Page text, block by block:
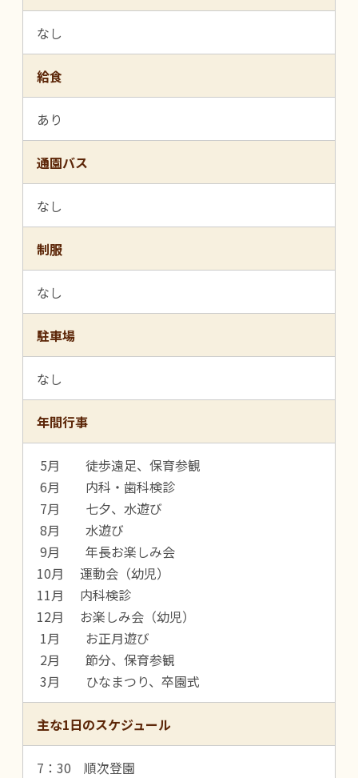
なし
給食
あり
通園バス
なし
制服
なし
駐車場
なし
年間行事
5月 徒歩遠足、保育参観
6月 内科・歯科検診
7月 七夕、水遊び
8月 水遊び
9月 年長お楽しみ会
10月 運動会（幼児）
11月 内科検診
12月 お楽しみ会（幼児）
1月 お正月遊び
2月 節分、保育参観
3月 ひなまつり、卒園式
主な1日のスケジュール
7：30 順次登園